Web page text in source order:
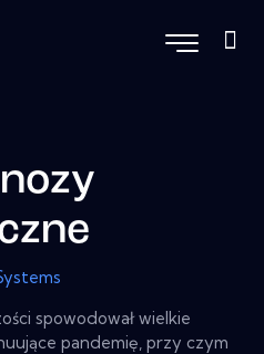
spowodował wielkie
pandemię, przy czym